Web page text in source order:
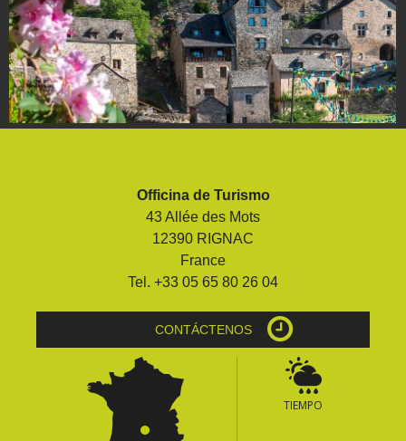
Officina de Turismo
43 Allée des Mots
12390 RIGNAC
France
Tel. +33 05 65 80 26 04
CONTÁCTENOS
TIEMPO